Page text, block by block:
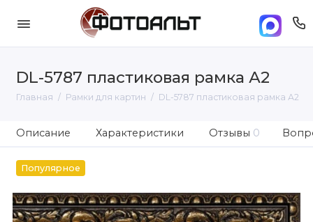
DL-5787 пластиковая рамка А2
Главная Рамки для картин DL-5787 пластиковая рамка А2
Описание Характеристики Отзывы 0
Популярное